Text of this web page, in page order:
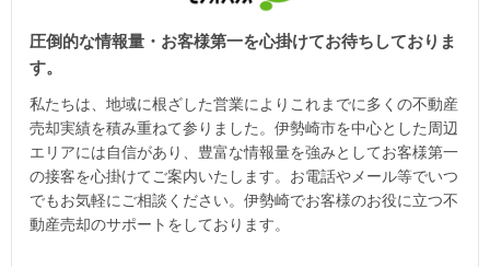
圧倒的な情報量・お客様第一を心掛けてお待ちしておりま
す。
私たちは、地域に根ざした営業によりこれまでに多くの不動産
売却実績を積み重ねて参りました。伊勢崎市を中心とした周辺
エリアには自信があり、豊富な情報量を強みとしてお客様第一
の接客を心掛けてご案内いたします。お電話やメール等でいつ
でもお気軽にご相談ください。伊勢崎でお客様のお役に立つ不
動産売却のサポートをしております。
家査定シミュレーター
お問い合わせ